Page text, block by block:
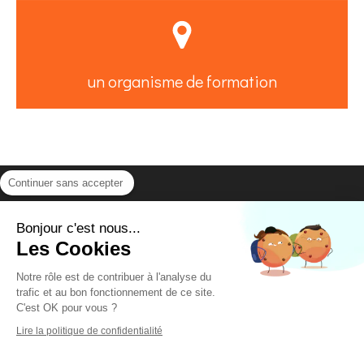
un organisme de formation
28 place Saint-Georges
Paris
Plan du site
Mentions légales
Continuer sans accepter
Bonjour c'est nous...
Les Cookies
Notre rôle est de contribuer à l'analyse du
trafic et au bon fonctionnement de ce site.
C'est OK pour vous ?
Lire la politique de confidentialité